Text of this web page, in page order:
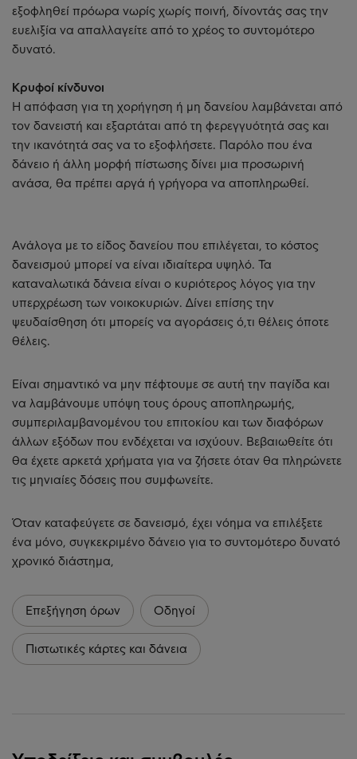
εξοφληθεί πρόωρα νωρίς χωρίς ποινή, δίνοντάς σας την
ευελιξία να απαλλαγείτε από το χρέος το συντομότερο
δυνατό.
Κρυφοί κίνδυνοι
Η απόφαση για τη χορήγηση ή μη δανείου λαμβάνεται από
τον δανειστή και εξαρτάται από τη φερεγγυότητά σας και
την ικανότητά σας να το εξοφλήσετε. Παρόλο που ένα
δάνειο ή άλλη μορφή πίστωσης δίνει μια προσωρινή
ανάσα, θα πρέπει αργά ή γρήγορα να αποπληρωθεί.
Ανάλογα με το είδος δανείου που επιλέγεται, το κόστος
δανεισμού μπορεί να είναι ιδιαίτερα υψηλό. Τα
καταναλωτικά δάνεια είναι ο κυριότερος λόγος για την
υπερχρέωση των νοικοκυριών. Δίνει επίσης την
ψευδαίσθηση ότι μπορείς να αγοράσεις ό,τι θέλεις όποτε
θέλεις.
Είναι σημαντικό να μην πέφτουμε σε αυτή την παγίδα και
να λαμβάνουμε υπόψη τους όρους αποπληρωμής,
συμπεριλαμβανομένου του επιτοκίου και των διαφόρων
άλλων εξόδων που ενδέχεται να ισχύουν. Βεβαιωθείτε ότι
θα έχετε αρκετά χρήματα για να ζήσετε όταν θα πληρώνετε
τις μηνιαίες δόσεις που συμφωνείτε.
Όταν καταφεύγετε σε δανεισμό, έχει νόημα να επιλέξετε
ένα μόνο, συγκεκριμένο δάνειο για το συντομότερο δυνατό
χρονικό διάστημα,
Επεξήγηση όρων Οδηγοί
Πιστωτικές κάρτες και δάνεια